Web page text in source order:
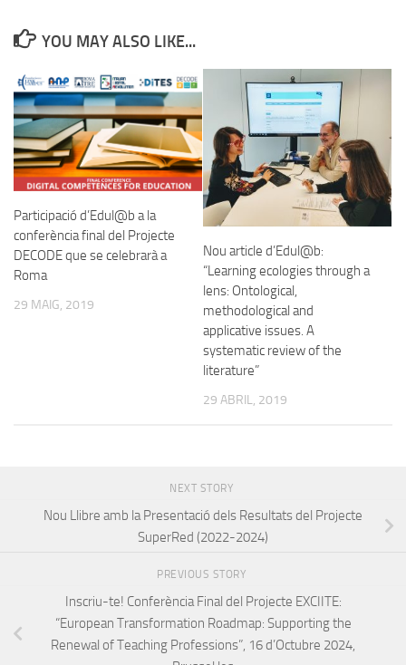
YOU MAY ALSO LIKE...
Participació d’Edul@b a la
conferència final del Projecte
DECODE que se celebrarà a
Roma
29 MAIG, 2019
Nou article d’Edul@b:
“Learning ecologies through a
lens: Ontological,
methodological and
applicative issues. A
systematic review of the
literature”
29 ABRIL, 2019
NEXT STORY
Nou Llibre amb la Presentació dels Resultats del Projecte
SuperRed (2022-2024)
PREVIOUS STORY
Inscriu-te! Conferència Final del Projecte EXCIITE:
“European Transformation Roadmap: Supporting the
Renewal of Teaching Professions”, 16 d’Octubre 2024,